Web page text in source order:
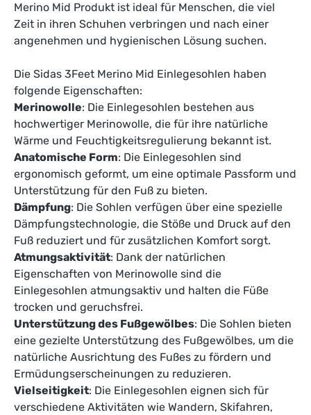
Merino Mid Produkt ist ideal für Menschen, die viel
Zeit in ihren Schuhen verbringen und nach einer
angenehmen und hygienischen Lösung suchen.
Die Sidas 3Feet Merino Mid Einlegesohlen haben
folgende Eigenschaften:
Merinowolle: Die Einlegesohlen bestehen aus
hochwertiger Merinowolle, die für ihre natürliche
Wärme und Feuchtigkeitsregulierung bekannt ist.
Anatomische Form: Die Einlegesohlen sind
ergonomisch geformt, um eine optimale Passform und
Unterstützung für den Fuß zu bieten.
Dämpfung: Die Sohlen verfügen über eine spezielle
Dämpfungstechnologie, die Stöße und Druck auf den
Fuß reduziert und für zusätzlichen Komfort sorgt.
Atmungsaktivität: Dank der natürlichen
Eigenschaften von Merinowolle sind die
Einlegesohlen atmungsaktiv und halten die Füße
trocken und geruchsfrei.
Unterstützung des Fußgewölbes: Die Sohlen bieten
eine gezielte Unterstützung des Fußgewölbes, um die
natürliche Ausrichtung des Fußes zu fördern und
Ermüdungserscheinungen zu reduzieren.
Vielseitigkeit: Die Einlegesohlen eignen sich für
verschiedene Aktivitäten wie Wandern, Skifahren,